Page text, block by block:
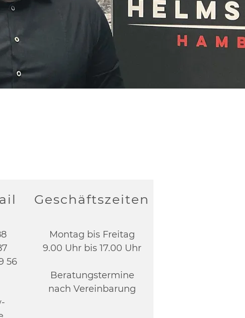
56
Geschäftszeiten
Montag bis Freitag
9.00 Uhr bis 17.00 Uhr
Beratungstermine
nach Vereinbarung